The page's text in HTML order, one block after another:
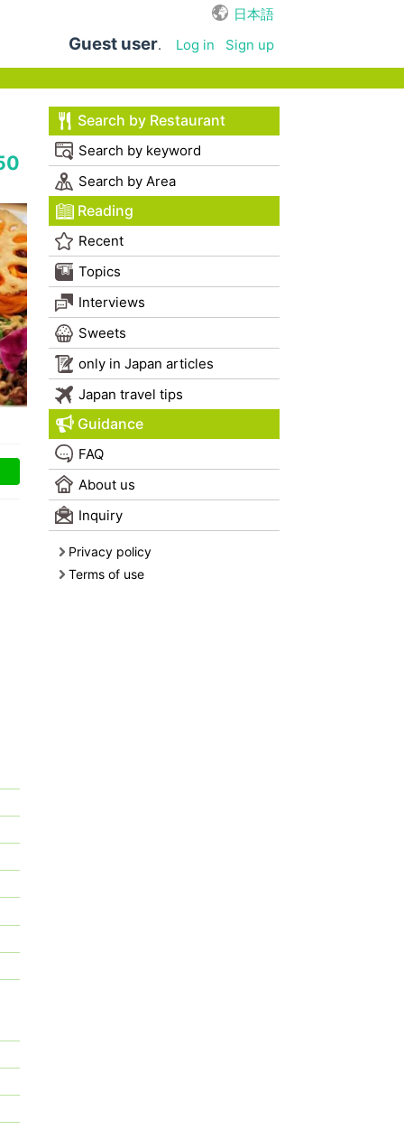
日本語
Guest user. Log in Sign up
Search by Restaurant
Search by keyword
Search by Area
Reading
Recent
Topics
Interviews
Sweets
only in Japan articles
Japan travel tips
Guidance
FAQ
About us
Inquiry
Privacy policy
Terms of use